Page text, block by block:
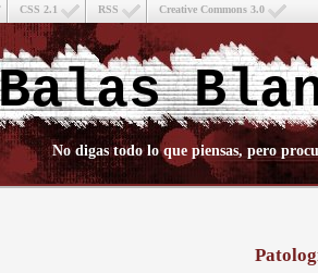
Creative Commons 3.0
RSS
CSS 2.1
No digas todo lo que piensas, pero